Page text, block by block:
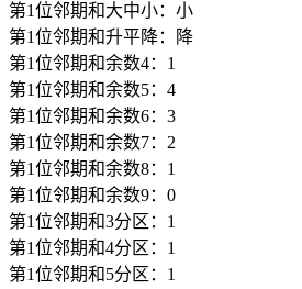
第1位邻期和大中小：小
第1位邻期和升平降：降
第1位邻期和余数4：1
第1位邻期和余数5：4
第1位邻期和余数6：3
第1位邻期和余数7：2
第1位邻期和余数8：1
第1位邻期和余数9：0
第1位邻期和3分区：1
第1位邻期和4分区：1
第1位邻期和5分区：1